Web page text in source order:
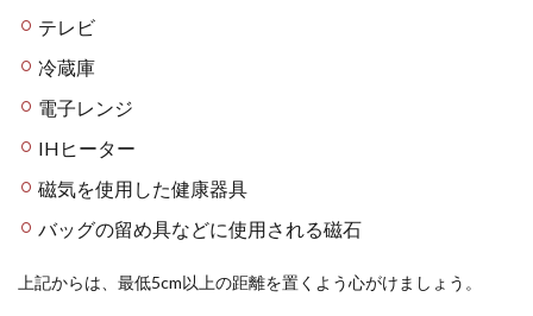
テレビ
冷蔵庫
電子レンジ
IHヒーター
磁気を使用した健康器具
バッグの留め具などに使用される磁石
上記からは、最低5cm以上の距離を置くよう心がけましょう。